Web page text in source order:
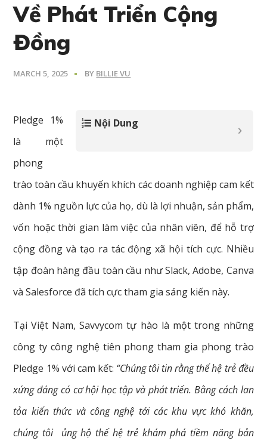
Về Phát Triển Cộng
Đồng
MARCH 5, 2025 BY BILLIE VU
Nội Dung
Pledge 1%
là một
phong
trào toàn cầu khuyến khích các doanh nghiệp cam kết
dành 1% nguồn lực của họ, dù là lợi nhuận, sản phẩm,
vốn hoặc thời gian làm việc của nhân viên, để hỗ trợ
cộng đồng và tạo ra tác động xã hội tích cực. Nhiều
tập đoàn hàng đầu toàn cầu như Slack, Adobe, Canva
và Salesforce đã tích cực tham gia sáng kiến này.
Tại Việt Nam, Savvycom tự hào là một trong những
công ty công nghệ tiên phong tham gia phong trào
Pledge 1% với cam kết: “Chúng tôi tin rằng thế hệ trẻ đều
xứng đáng có cơ hội học tập và phát triển. Bằng cách lan
tỏa kiến thức và công nghệ tới các khu vực khó khăn,
chúng tôi ủng hộ thế hệ trẻ khám phá tiềm năng bản